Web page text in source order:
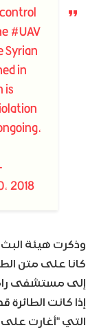
#UAV
Syrian
in
is
2018
وذكرت هيئة البث
كانا على متن
إلى مستشفى
إذا كانت الطائرة
التي “أغارت على